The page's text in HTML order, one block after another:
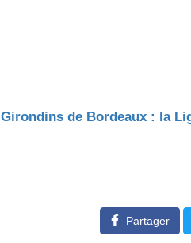
Girondins de Bordeaux : la
Partager